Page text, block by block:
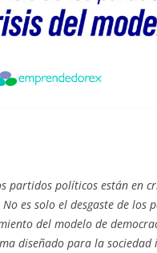
partidos políticos están en
es solo el desgaste de los
del modelo de
diseñado para la